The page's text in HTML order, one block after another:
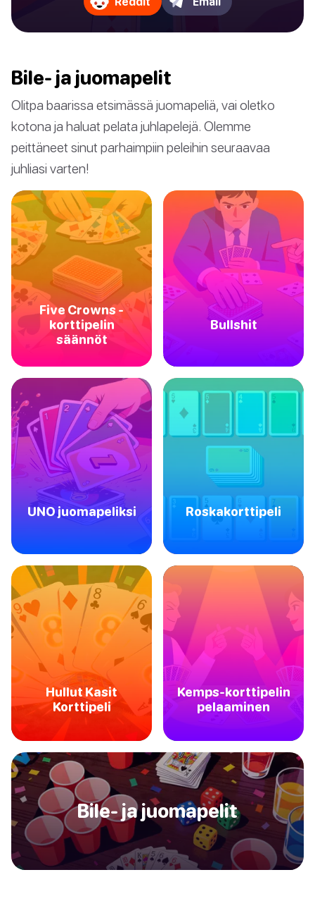
Bile- ja juomapelit
Olitpa baarissa etsimässä juomapeliä, vai oletko
kotona ja haluat pelata juhlapelejä. Olemme
peittäneet sinut parhaimpiin peleihin seuraavaa
juhliasi varten!
Five Crowns -
korttipelin
säännöt
Bullshit
UNO juomapeliksi Roskakorttipeli
Hullut Kasit
Korttipeli
Kemps-korttipelin
pelaaminen
Bile- ja juomapelit